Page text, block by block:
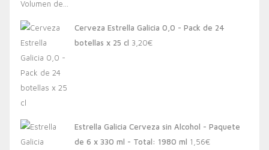
Cerveza Estrella Galicia 0,0 - Pack de 24
botellas x 25 cl 3,20€
Estrella Galicia Cerveza sin Alcohol - Paquete
de 6 x 330 ml - Total: 1980 ml 1,56€